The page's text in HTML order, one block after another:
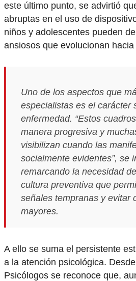
este último punto, se advirtió
abruptas en el uso de
niños y adolescentes pueden
ansiosos que evolucionan
Uno de los aspectos que
especialistas es el carácter
enfermedad. “Estos
manera progresiva y
visibilizan cuando las
socialmente evidentes”, se
remarcando la necesidad
cultura preventiva que
señales tempranas y evitar
mayores.
A ello se suma el persistente
a la atención psicológica.
Psicólogos se reconoce que,